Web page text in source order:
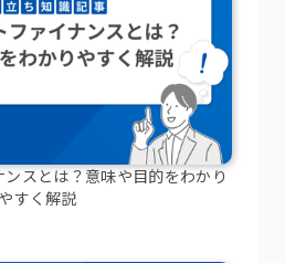
スとは？意味や目的をわかり
やすく解説